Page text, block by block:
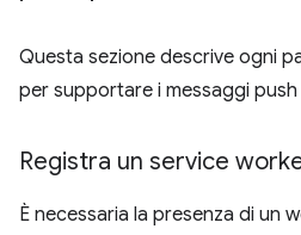
Questa sezione descrive ogni
per supportare i messaggi
Registra un service
È necessaria la presenza di un